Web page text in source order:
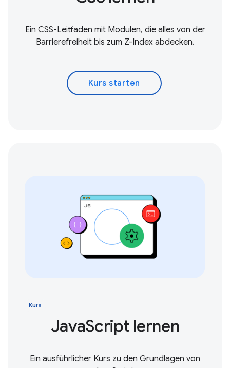
Ein CSS-Leitfaden mit Modulen, die alles von der
Barrierefreiheit bis zum Z-Index abdecken.
Kurs starten
Kurs
JavaScript lernen
Ein ausführlicher Kurs zu den Grundlagen von